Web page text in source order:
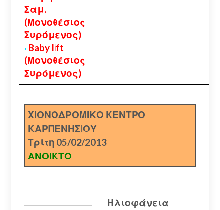
Σαμ.
(Μονοθέσιος
Συρόμενος)
Baby lift
(Μονοθέσιος
Συρόμενος)
ΧΙΟΝΟΔΡΟΜΙΚΟ ΚΕΝΤΡΟ
ΚΑΡΠΕΝΗΣΙΟΥ
Τρίτη 05/02/2013
ΑΝΟΙΚΤΟ
Ηλιοφάνεια